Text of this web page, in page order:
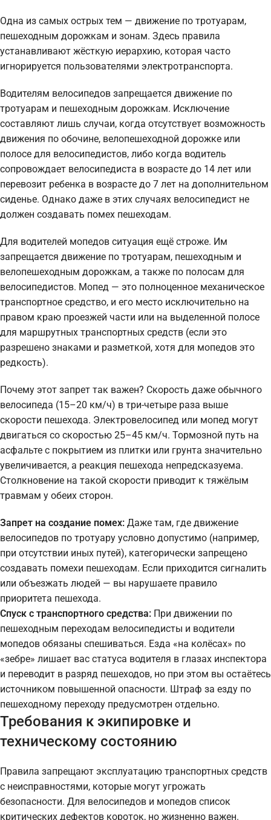
Одна из самых острых тем — движение по тротуарам,
пешеходным дорожкам и зонам. Здесь правила
устанавливают жёсткую иерархию, которая часто
игнорируется пользователями электротранспорта.
Водителям велосипедов запрещается движение по
тротуарам и пешеходным дорожкам. Исключение
составляют лишь случаи, когда отсутствует возможность
движения по обочине, велопешеходной дорожке или
полосе для велосипедистов, либо когда водитель
сопровождает велосипедиста в возрасте до 14 лет или
перевозит ребенка в возрасте до 7 лет на дополнительном
сиденье. Однако даже в этих случаях велосипедист не
должен создавать помех пешеходам.
Для водителей мопедов ситуация ещё строже. Им
запрещается движение по тротуарам, пешеходным и
велопешеходным дорожкам, а также по полосам для
велосипедистов. Мопед — это полноценное механическое
транспортное средство, и его место исключительно на
правом краю проезжей части или на выделенной полосе
для маршрутных транспортных средств (если это
разрешено знаками и разметкой, хотя для мопедов это
редкость).
Почему этот запрет так важен? Скорость даже обычного
велосипеда (15–20 км/ч) в три-четыре раза выше
скорости пешехода. Электровелосипед или мопед могут
двигаться со скоростью 25–45 км/ч. Тормозной путь на
асфальте с покрытием из плитки или грунта значительно
увеличивается, а реакция пешехода непредсказуема.
Столкновение на такой скорости приводит к тяжёлым
травмам у обеих сторон.
Запрет на создание помех: Даже там, где движение
велосипедов по тротуару условно допустимо (например,
при отсутствии иных путей), категорически запрещено
создавать помехи пешеходам. Если приходится сигналить
или объезжать людей — вы нарушаете правило
приоритета пешехода.
Спуск с транспортного средства: При движении по
пешеходным переходам велосипедисты и водители
мопедов обязаны спешиваться. Езда «на колёсах» по
«зебре» лишает вас статуса водителя в глазах инспектора
и переводит в разряд пешеходов, но при этом вы остаётесь
источником повышенной опасности. Штраф за езду по
пешеходному переходу предусмотрен отдельно.
Требования к экипировке и
техническому состоянию
Правила запрещают эксплуатацию транспортных средств
с неисправностями, которые могут угрожать
безопасности. Для велосипедов и мопедов список
критических дефектов короток, но жизненно важен.